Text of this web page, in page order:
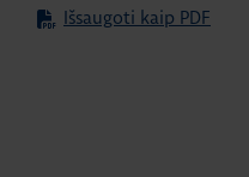
Išsaugoti kaip PDF